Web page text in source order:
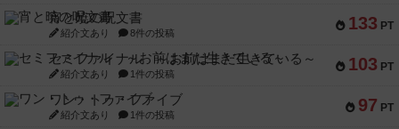
133 PT
宵と暁の呪文書
紹介文あり 8件の投稿
103 PT
セミファイナル ～お前はまだ生きている～
紹介文あり 1件の投稿
97 PT
ワン・トゥ・ファイブ
紹介文あり 1件の投稿